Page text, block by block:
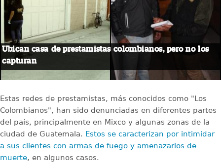
Ubican casa de prestamistas colombianos, pero no los
capturan
Estas redes de prestamistas, más conocidos como "Los
Colombianos", han sido denunciadas en diferentes partes
del país, principalmente en Mixco y algunas zonas de la
ciudad de Guatemala. Estos se caracterizan por intimidar
a sus clientes con armas de fuego y amenazarlos de
muerte, en algunos casos.